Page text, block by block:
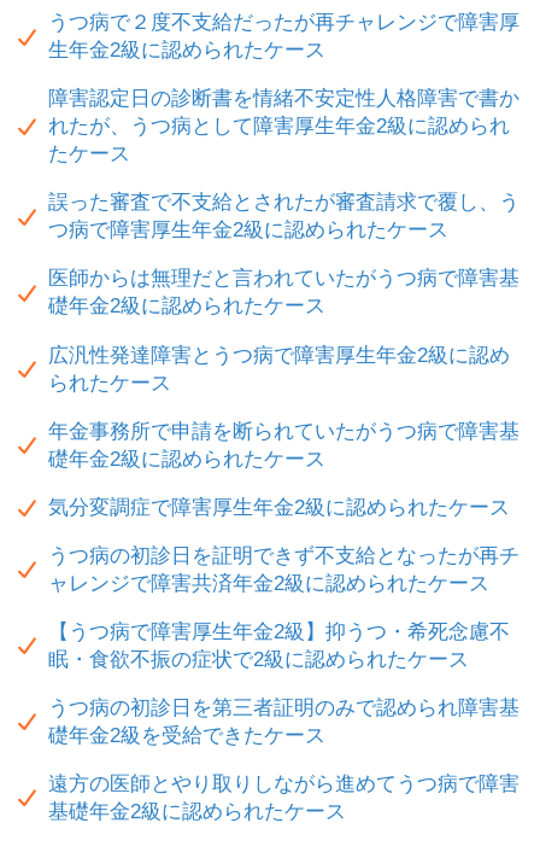
うつ病で２度不支給だったが再チャレンジで障害厚
生年金2級に認められたケース
障害認定日の診断書を情緒不安定性人格障害で書か
れたが、うつ病として障害厚生年金2級に認められ
たケース
誤った審査で不支給とされたが審査請求で覆し、う
つ病で障害厚生年金2級に認められたケース
医師からは無理だと言われていたがうつ病で障害基
礎年金2級に認められたケース
広汎性発達障害とうつ病で障害厚生年金2級に認め
られたケース
年金事務所で申請を断られていたがうつ病で障害基
礎年金2級に認められたケース
気分変調症で障害厚生年金2級に認められたケース
うつ病の初診日を証明できず不支給となったが再チ
ャレンジで障害共済年金2級に認められたケース
【うつ病で障害厚生年金2級】抑うつ・希死念慮不
眠・食欲不振の症状で2級に認められたケース
うつ病の初診日を第三者証明のみで認められ障害基
礎年金2級を受給できたケース
遠方の医師とやり取りしながら進めてうつ病で障害
基礎年金2級に認められたケース